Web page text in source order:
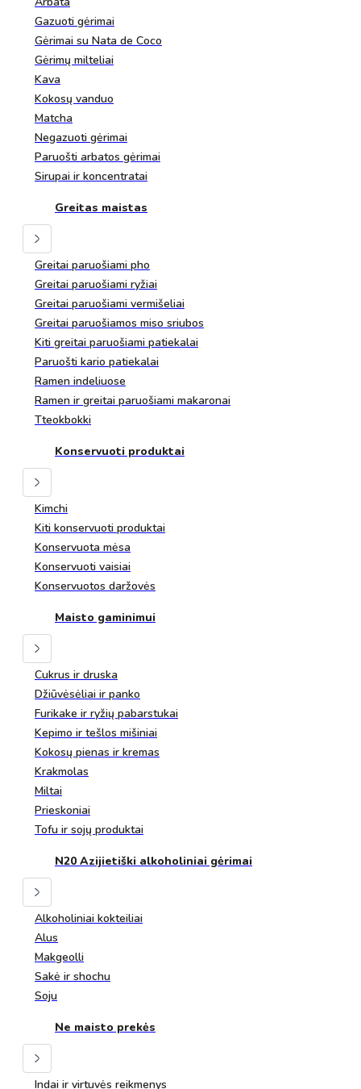
Gazuoti gėrimai
Gėrimai su Nata de Coco
Gėrimų milteliai
Kava
Kokosų vanduo
Matcha
Negazuoti gėrimai
Paruošti arbatos gėrimai
Sirupai ir koncentratai
Greitas maistas
Greitai paruošiami pho
Greitai paruošiami ryžiai
Greitai paruošiami vermišeliai
Greitai paruošiamos miso sriubos
Kiti greitai paruošiami patiekalai
Paruošti kario patiekalai
Ramen indeliuose
Ramen ir greitai paruošiami makaronai
Tteokbokki
Konservuoti produktai
Kimchi
Kiti konservuoti produktai
Konservuota mėsa
Konservuoti vaisiai
Konservuotos daržovės
Maisto gaminimui
Cukrus ir druska
Džiūvėsėliai ir panko
Furikake ir ryžių pabarstukai
Kepimo ir tešlos mišiniai
Kokosų pienas ir kremas
Krakmolas
Miltai
Prieskoniai
Tofu ir sojų produktai
N20 Azijietiški alkoholiniai gėrimai
Alkoholiniai kokteiliai
Alus
Makgeolli
Sakė ir shochu
Soju
Ne maisto prekės
Indai ir virtuvės reikmenys